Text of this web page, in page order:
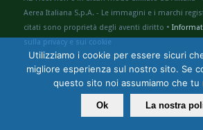
Aerea Italiana S.p.A. - Le immagini e i marchi
citati sono proprietà degli aventi diritto •
sulla privacy e sui cookie
Utilizziamo i cookie per essere sicuri
migliore esperienza sul nostro sito. Se
questo sito noi assumiamo che tu
Ok La nostra